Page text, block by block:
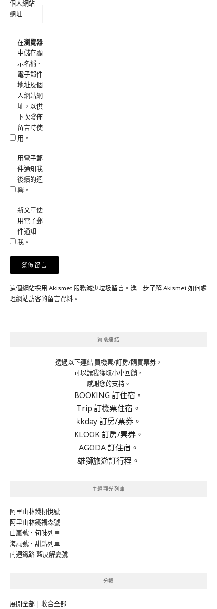
個人網站
網址
在瀏覽器
中儲存顯
示名稱、
電子郵件
地址及個
人網站網
址，以供
下次發佈
留言時使
用。
用電子郵
件通知我
後續的迴
響。
新文章使
用電子郵
件通知
我。
這個網站採用 Akismet 服務減少垃圾留言。 進一步了解 Akismet 如何處
理網站訪客的留言資料 。
贊助連結
透過以下連結 買機票/訂房/購買票券，
可以讓我獲取小小回饋，
感謝您的支持。
BOOKING 訂住宿。
Trip 訂機票住宿。
kkday 訂房/票券。
KLOOK 訂房/票券。
AGODA 訂住宿。
雄獅旅遊訂行程。
主題觀光列車
阿里山林鐵栩悅號
阿里山林鐵福森號
山嵐號．旬味列車
海風號．甜點列車
南迴鐵路 藍皮解憂號
分類
展開全部 | 收合全部